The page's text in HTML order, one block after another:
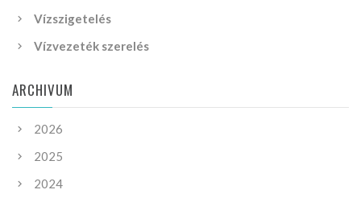
Vízszigetelés
Vízvezeték szerelés
ARCHIVUM
2026
2025
2024